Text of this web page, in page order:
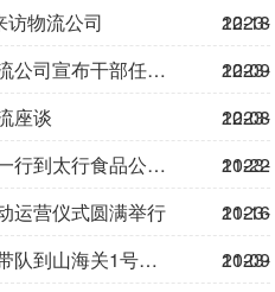
12-18
物流公司
2023-
12-09
集团公司党委组织部领导到物流公司宣布干部任职决定
2023-
12-08
座谈
2023-
11-22
河北交投集团副总经理赵文忠一行到太行食品公司检查指导安全基建工作
2023-
11-16
运营仪式圆满举行
2023-
11-09
物流公司常务副总经理郄兵辉带队到山海关1号码头项目调研指导安全生产工作
2023-